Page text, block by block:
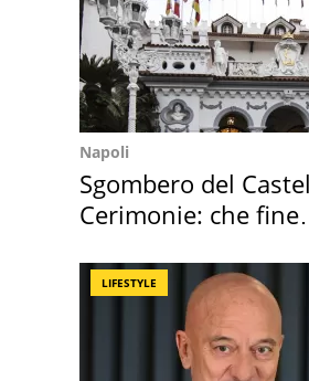
Napoli
Sgombero del
Cerimonie: che fine
LIFESTYLE